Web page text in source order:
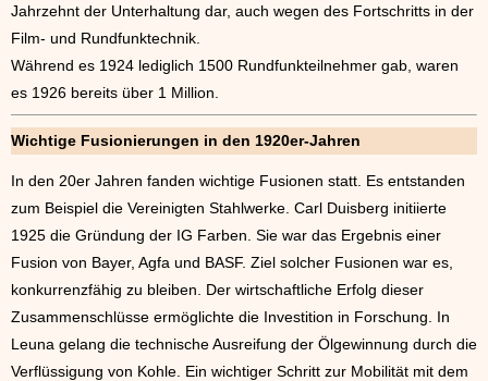
Jahrzehnt der Unterhaltung dar, auch wegen des Fortschritts in der
Film- und Rundfunktechnik.
Während es 1924 lediglich 1500 Rundfunkteilnehmer gab, waren
es 1926 bereits über 1 Million.
Wichtige Fusionierungen in den 1920er-Jahren
In den 20er Jahren fanden wichtige Fusionen statt. Es entstanden
zum Beispiel die Vereinigten Stahlwerke. Carl Duisberg initiierte
1925 die Gründung der IG Farben. Sie war das Ergebnis einer
Fusion von Bayer, Agfa und BASF. Ziel solcher Fusionen war es,
konkurrenzfähig zu bleiben. Der wirtschaftliche Erfolg dieser
Zusammenschlüsse ermöglichte die Investition in Forschung. In
Leuna gelang die technische Ausreifung der Ölgewinnung durch die
Verflüssigung von Kohle. Ein wichtiger Schritt zur Mobilität mit dem